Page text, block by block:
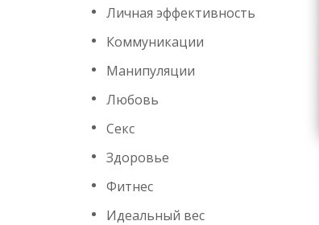
Личная эффективность
Коммуникации
Манипуляции
Любовь
Секс
Здоровье
Фитнес
Идеальный вес